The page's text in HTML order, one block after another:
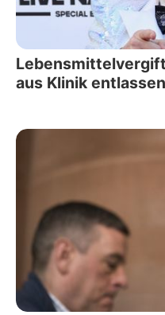
aus Klinik entlassen